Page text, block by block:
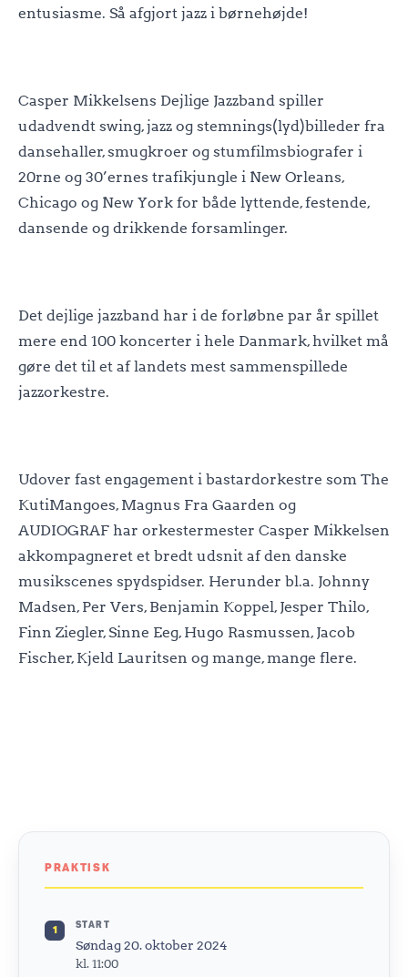
entusiasme. Så afgjort jazz i børnehøjde!
Casper Mikkelsens Dejlige Jazzband spiller
udadvendt swing, jazz og stemnings(lyd)billeder fra
dansehaller, smugkroer og stumfilmsbiografer i
20rne og 30’ernes trafikjungle i New Orleans,
Chicago og New York for både lyttende, festende,
dansende og drikkende forsamlinger.
Det dejlige jazzband har i de forløbne par år spillet
mere end 100 koncerter i hele Danmark, hvilket må
gøre det til et af landets mest sammenspillede
jazzorkestre.
Udover fast engagement i bastardorkestre som The
KutiMangoes, Magnus Fra Gaarden og
AUDIOGRAF har orkestermester Casper Mikkelsen
akkompagneret et bredt udsnit af den danske
musikscenes spydspidser. Herunder bl.a. Johnny
Madsen, Per Vers, Benjamin Koppel, Jesper Thilo,
Finn Ziegler, Sinne Eeg, Hugo Rasmussen, Jacob
Fischer, Kjeld Lauritsen og mange, mange flere.
PRAKTISK
1 START
Søndag 20. oktober 2024
kl. 11:00